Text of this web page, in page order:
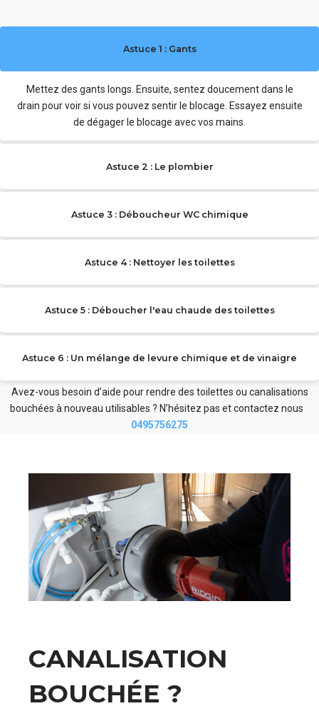
Astuce 1 : Gants
Mettez des gants longs. Ensuite, sentez doucement dans le
drain pour voir si vous pouvez sentir le blocage. Essayez ensuite
de dégager le blocage avec vos mains.
Astuce 2 : Le plombier
Astuce 3 : Déboucheur WC chimique
Astuce 4 : Nettoyer les toilettes
Astuce 5 : Déboucher l'eau chaude des toilettes
Astuce 6 : Un mélange de levure chimique et de vinaigre
Avez-vous besoin d’aide pour rendre des toilettes ou canalisations
bouchées à nouveau utilisables ? N’hésitez pas et contactez nous
0495756275
CANALISATION
BOUCHÉE ?